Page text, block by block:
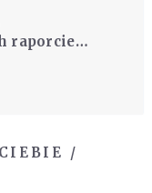
raporcie
/